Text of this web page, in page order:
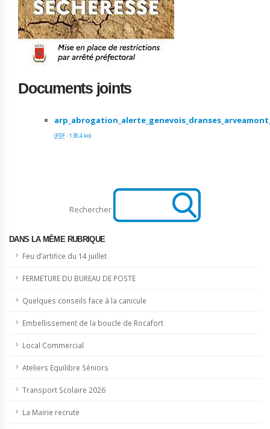
Documents joints
(PDF-138.4 ko)
Rechercher
DANS LA MÊME RUBRIQUE
Feu d’artifice du 14 juillet
FERMETURE DU BUREAU DE POSTE
Quelques conseils face à la canicule
Embellissement de la boucle de Rocafort
Local Commercial
Ateliers Equilibre Séniors
Transport Scolaire 2026
La Mairie recrute